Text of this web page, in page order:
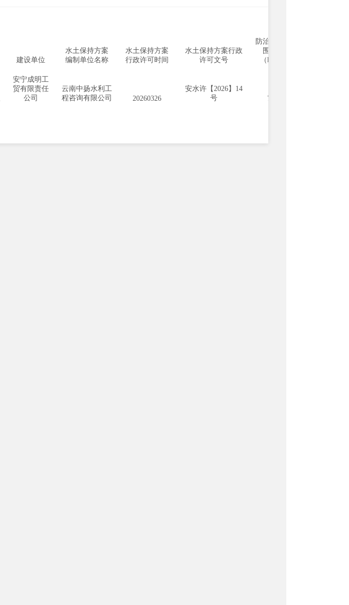
建设单位
水土保持方案
编制单位名称
水土保持方案
行政许可时间
水土保持方案行政
许可文号
防治责任范
围面积
（hm
安宁成明工
贸有限责任
公司
云南中扬水利工
程咨询有限公司
20260326
安水许【2026】14
号
7.98